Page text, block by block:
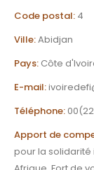
Code postal: 4
Ville:Abidjan
Pays: Côte
E-mail:
Téléphone:
Apport de
pour la